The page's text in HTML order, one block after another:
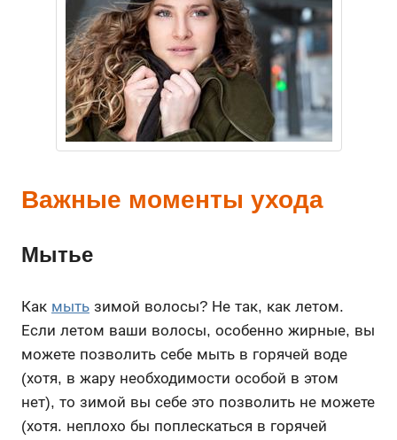
Важные моменты ухода
Мытье
Как мыть зимой волосы? Не так, как летом.
Если летом ваши волосы, особенно жирные, вы
можете позволить себе мыть в горячей воде
(хотя, в жару необходимости особой в этом
нет), то зимой вы себе это позволить не можете
(хотя. неплохо бы поплескаться в горячей